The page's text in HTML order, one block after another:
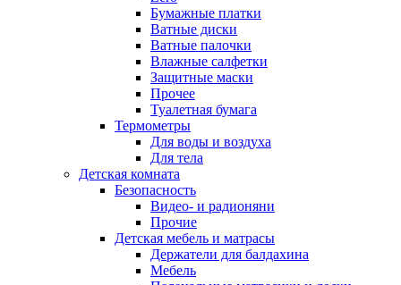
Бумажные платки
Ватные диски
Ватные палочки
Влажные салфетки
Защитные маски
Прочее
Туалетная бумага
Термометры
Для воды и воздуха
Для тела
Детская комната
Безопасность
Видео- и радионяни
Прочие
Детская мебель и матрасы
Держатели для балдахина
Мебель